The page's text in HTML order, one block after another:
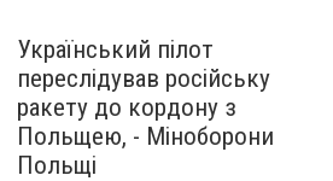
Український пілот
переслідував російську
ракету до кордону з
Польщею, - Міноборони
Польщі